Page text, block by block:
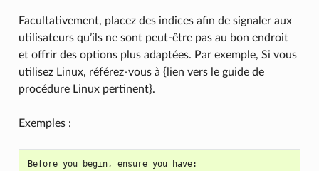
Facultativement, placez des indices afin de signaler aux
utilisateurs qu’ils ne sont peut-être pas au bon endroit
et offrir des options plus adaptées. Par exemple, Si vous
utilisez Linux, référez-vous à {lien vers le guide de
procédure Linux pertinent}.
Exemples :
Before you begin, ensure you have: